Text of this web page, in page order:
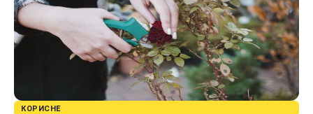
КОРИСНЕ